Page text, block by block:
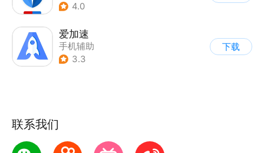
4.0
爱加速
手机辅助
3.3
下载
联系我们